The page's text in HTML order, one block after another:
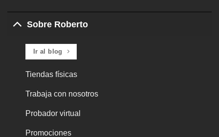
Delivery
Sobre Roberto
Ir al blog
Tiendas físicas
Trabaja con nosotros
Probador virtual
Promociones